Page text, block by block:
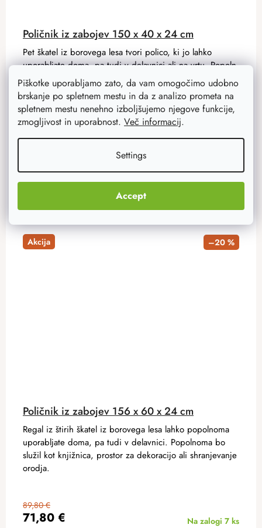
Piškotke uporabljamo zato, da vam omogočimo udobno
brskanje po spletnem mestu in da z analizo prometa na
spletnem mestu nenehno izboljšujemo njegove funkcije,
zmogljivost in uporabnost. Več informacij.
Settings
Accept
Poličnik iz zabojev 150 x 40 x 24 cm
63,90 €
79,90 €
ADD TO CART
Pet škatel iz borovega lesa tvori polico, ki jo lahko
uporabljate doma, pa tudi v delavnici ali na vrtu. Popoln
za shranjevanje orodja ali kot knjižna omara.
Akcija –20 %
Poličnik iz zabojev 156 x 60 x 24 cm
71,80 €
89,80 €
Na zalogi 7 ks
Regal iz štirih škatel iz borovega lesa lahko popolnoma
uporabljate doma, pa tudi v delavnici. Popolnoma bo
služil kot knjižnica, prostor za dekoracijo ali shranjevanje
orodja.